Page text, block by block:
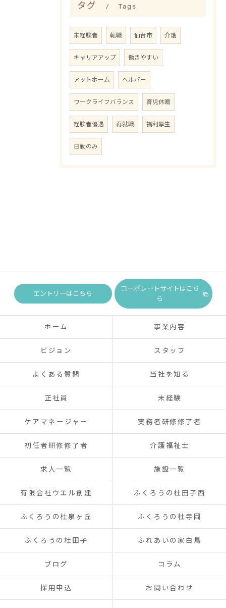
タグ Tags
未経験者 転職 仙台市 介護
キャリアアップ 働きやすい
アットホーム ヘルパー
ワークライフバランス 育児休暇
経験者優遇 再就職 福利厚生
日勤のみ
エントリーはこちら
コーポレートサイトはこち
ら
ホーム 事業内容
ビジョン スタッフ
よくある質問 当社を知る
正社員 未経験
ケアマネージャー 実務者研修修了者
初任者研修修了者 介護福祉士
求人一覧 施設一覧
有限会社ウエル創建 ふくろうの杜田子西
ふくろうの杜泉ヶ丘 ふくろうの杜寺岡
ふくろうの杜田子 ふれあいの家白鳥
ブログ コラム
採用申込 お問い合わせ